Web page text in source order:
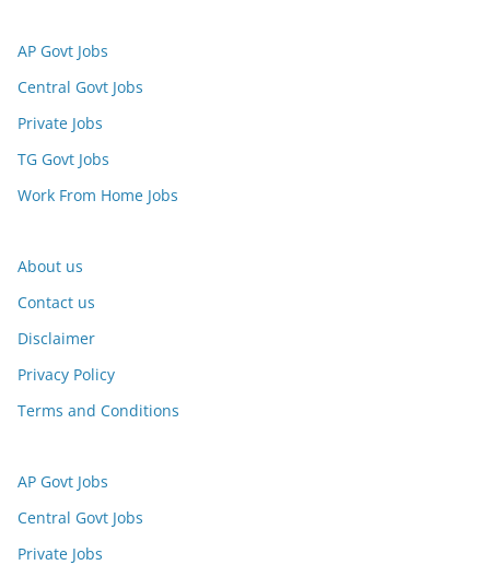
AP Govt Jobs
Central Govt Jobs
Private Jobs
TG Govt Jobs
Work From Home Jobs
About us
Contact us
Disclaimer
Privacy Policy
Terms and Conditions
AP Govt Jobs
Central Govt Jobs
Private Jobs